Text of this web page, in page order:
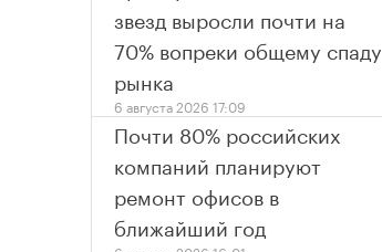
звезд выросли почти на
70% вопреки общему спаду
рынка
6 августа 2026 17:09
Почти 80% российских
компаний планируют
ремонт офисов в
ближайший год